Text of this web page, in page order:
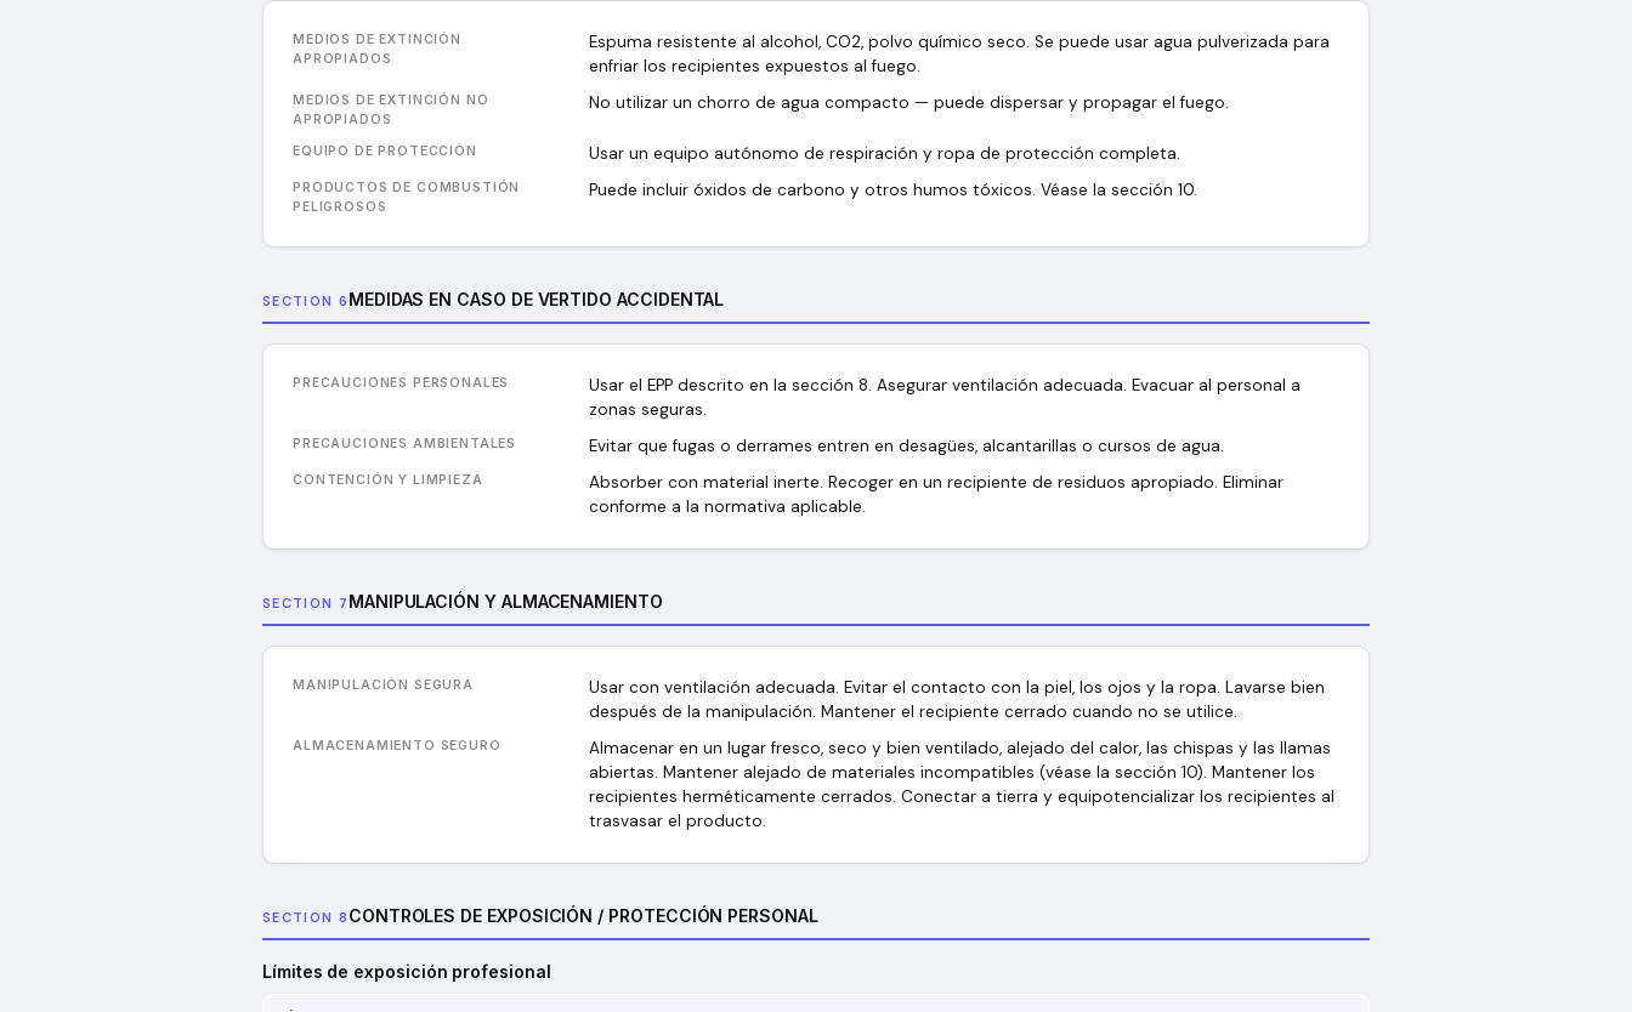
MEDIOS DE EXTINCIÓN
APROPIADOS
Espuma resistente al alcohol, CO2, polvo químico seco. Se puede usar agua pulverizada para
enfriar los recipientes expuestos al fuego.
MEDIOS DE EXTINCIÓN NO
APROPIADOS
No utilizar un chorro de agua compacto — puede dispersar y propagar el fuego.
EQUIPO DE PROTECCIÓN Usar un equipo autónomo de respiración y ropa de protección completa.
PRODUCTOS DE COMBUSTIÓN
PELIGROSOS
Puede incluir óxidos de carbono y otros humos tóxicos. Véase la sección 10.
SECTION 6 MEDIDAS EN CASO DE VERTIDO ACCIDENTAL
PRECAUCIONES PERSONALES
Usar el EPP descrito en la sección 8. Asegurar ventilación adecuada. Evacuar al personal a
zonas seguras.
PRECAUCIONES AMBIENTALES Evitar que fugas o derrames entren en desagües, alcantarillas o cursos de agua.
CONTENCIÓN Y LIMPIEZA
Absorber con material inerte. Recoger en un recipiente de residuos apropiado. Eliminar
conforme a la normativa aplicable.
SECTION 7 MANIPULACIÓN Y ALMACENAMIENTO
MANIPULACIÓN SEGURA
Usar con ventilación adecuada. Evitar el contacto con la piel, los ojos y la ropa. Lavarse bien
después de la manipulación. Mantener el recipiente cerrado cuando no se utilice.
ALMACENAMIENTO SEGURO
Almacenar en un lugar fresco, seco y bien ventilado, alejado del calor, las chispas y las llamas
abiertas. Mantener alejado de materiales incompatibles (véase la sección 10). Mantener los
recipientes herméticamente cerrados. Conectar a tierra y equipotencializar los recipientes al
trasvasar el producto.
SECTION 8 CONTROLES DE EXPOSICIÓN / PROTECCIÓN PERSONAL
Límites de exposición profesional